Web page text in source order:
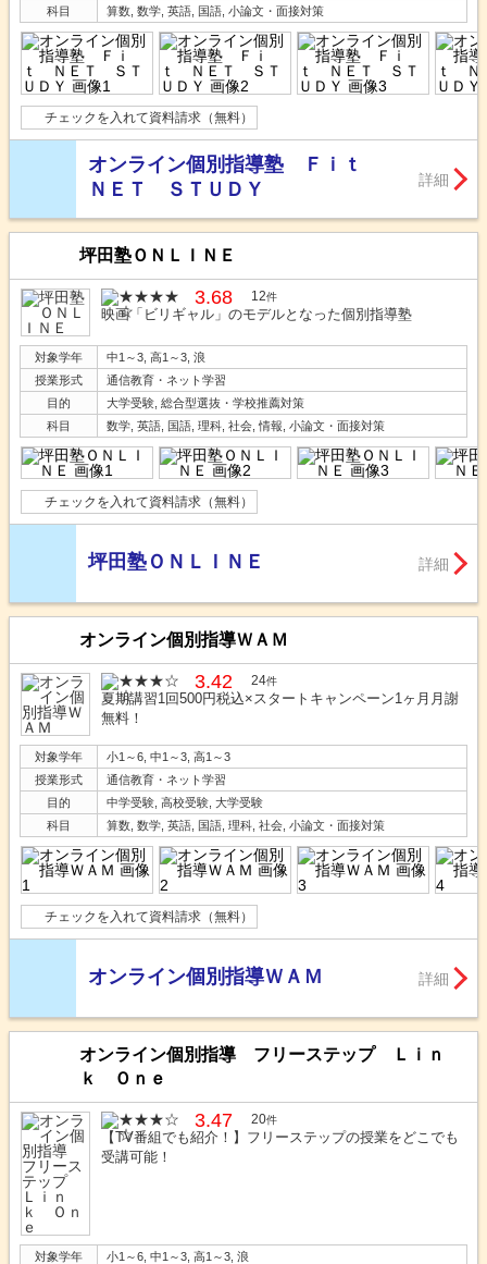
科目
算数, 数学, 英語, 国語, 小論文・面接対策
チェックを入れて資料請求（無料）
オンライン個別指導塾 Ｆｉｔ
ＮＥＴ ＳＴＵＤＹ
詳細
坪田塾ＯＮＬＩＮＥ
3.68 12件
映画「ビリギャル」のモデルとなった個別指導塾
対象学年
中1～3, 高1～3, 浪
授業形式
通信教育・ネット学習
目的
大学受験, 総合型選抜・学校推薦対策
科目
数学, 英語, 国語, 理科, 社会, 情報, 小論文・面接対策
チェックを入れて資料請求（無料）
坪田塾ＯＮＬＩＮＥ 詳細
オンライン個別指導ＷＡＭ
3.42 24件
夏期講習1回500円税込×スタートキャンペーン1ヶ月月謝
無料！
対象学年
小1～6, 中1～3, 高1～3
授業形式
通信教育・ネット学習
目的
中学受験, 高校受験, 大学受験
科目
算数, 数学, 英語, 国語, 理科, 社会, 小論文・面接対策
チェックを入れて資料請求（無料）
オンライン個別指導ＷＡＭ 詳細
オンライン個別指導 フリーステップ Ｌｉｎ
ｋ Ｏｎｅ
3.47 20件
【TV番組でも紹介！】フリーステップの授業をどこでも
受講可能！
対象学年
小1～6, 中1～3, 高1～3, 浪